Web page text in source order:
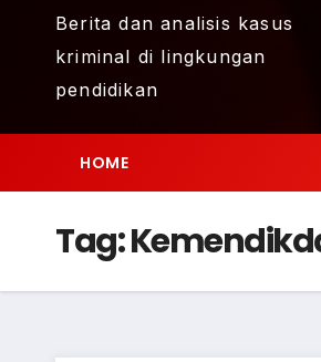
Berita dan analisis kasus
kriminal di lingkungan
pendidikan
HOME
Tag: